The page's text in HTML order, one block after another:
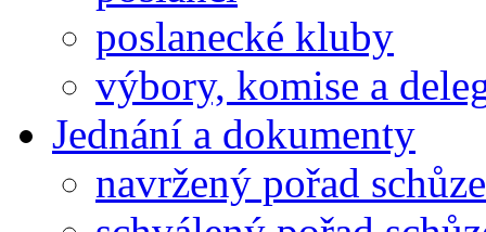
poslanecké kluby
výbory, komise a
Jednání a dokumenty
navržený pořad schůze